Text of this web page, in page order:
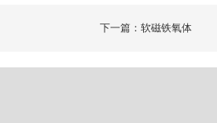
下一篇：软磁铁氧体